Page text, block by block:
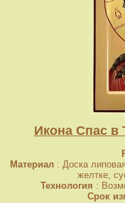
Икона Спас в
Материал: Доска
желтке,
Технология :
Срок